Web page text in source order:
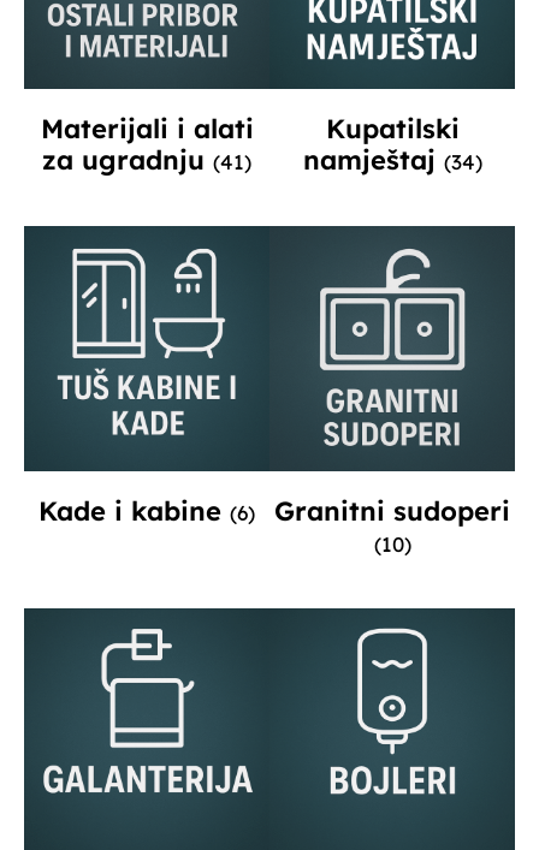
Materijali i alati
za ugradnju (41)
Kupatilski
namještaj (34)
Kade i kabine (6) Granitni sudoperi
(10)